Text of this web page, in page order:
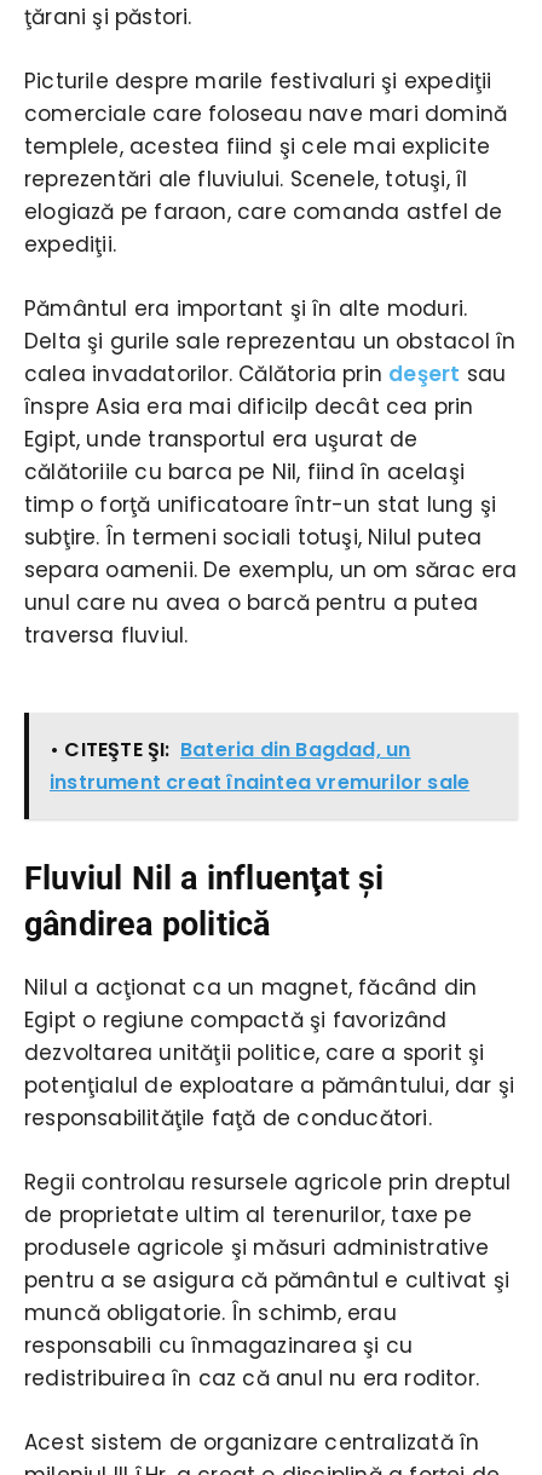
ţărani şi păstori.
Picturile despre marile festivaluri şi expediţii
comerciale care foloseau nave mari domină
templele, acestea fiind şi cele mai explicite
reprezentări ale fluviului. Scenele, totuşi, îl
elogiază pe faraon, care comanda astfel de
expediţii.
Pământul era important şi în alte moduri.
Delta şi gurile sale reprezentau un obstacol în
calea invadatorilor. Călătoria prin deşert sau
înspre Asia era mai dificilp decât cea prin
Egipt, unde transportul era uşurat de
călătoriile cu barca pe Nil, fiind în acelaşi
timp o forţă unificatoare într-un stat lung şi
subţire. În termeni sociali totuşi, Nilul putea
separa oamenii. De exemplu, un om sărac era
unul care nu avea o barcă pentru a putea
traversa fluviul.
• CITEŞTE ŞI: Bateria din Bagdad, un
instrument creat înaintea vremurilor sale
Fluviul Nil a influenţat şi
gândirea politică
Nilul a acţionat ca un magnet, făcând din
Egipt o regiune compactă şi favorizând
dezvoltarea unităţii politice, care a sporit şi
potenţialul de exploatare a pământului, dar şi
responsabilităţile faţă de conducători.
Regii controlau resursele agricole prin dreptul
de proprietate ultim al terenurilor, taxe pe
produsele agricole şi măsuri administrative
pentru a se asigura că pământul e cultivat şi
muncă obligatorie. În schimb, erau
responsabili cu înmagazinarea şi cu
redistribuirea în caz că anul nu era roditor.
Acest sistem de organizare centralizată în